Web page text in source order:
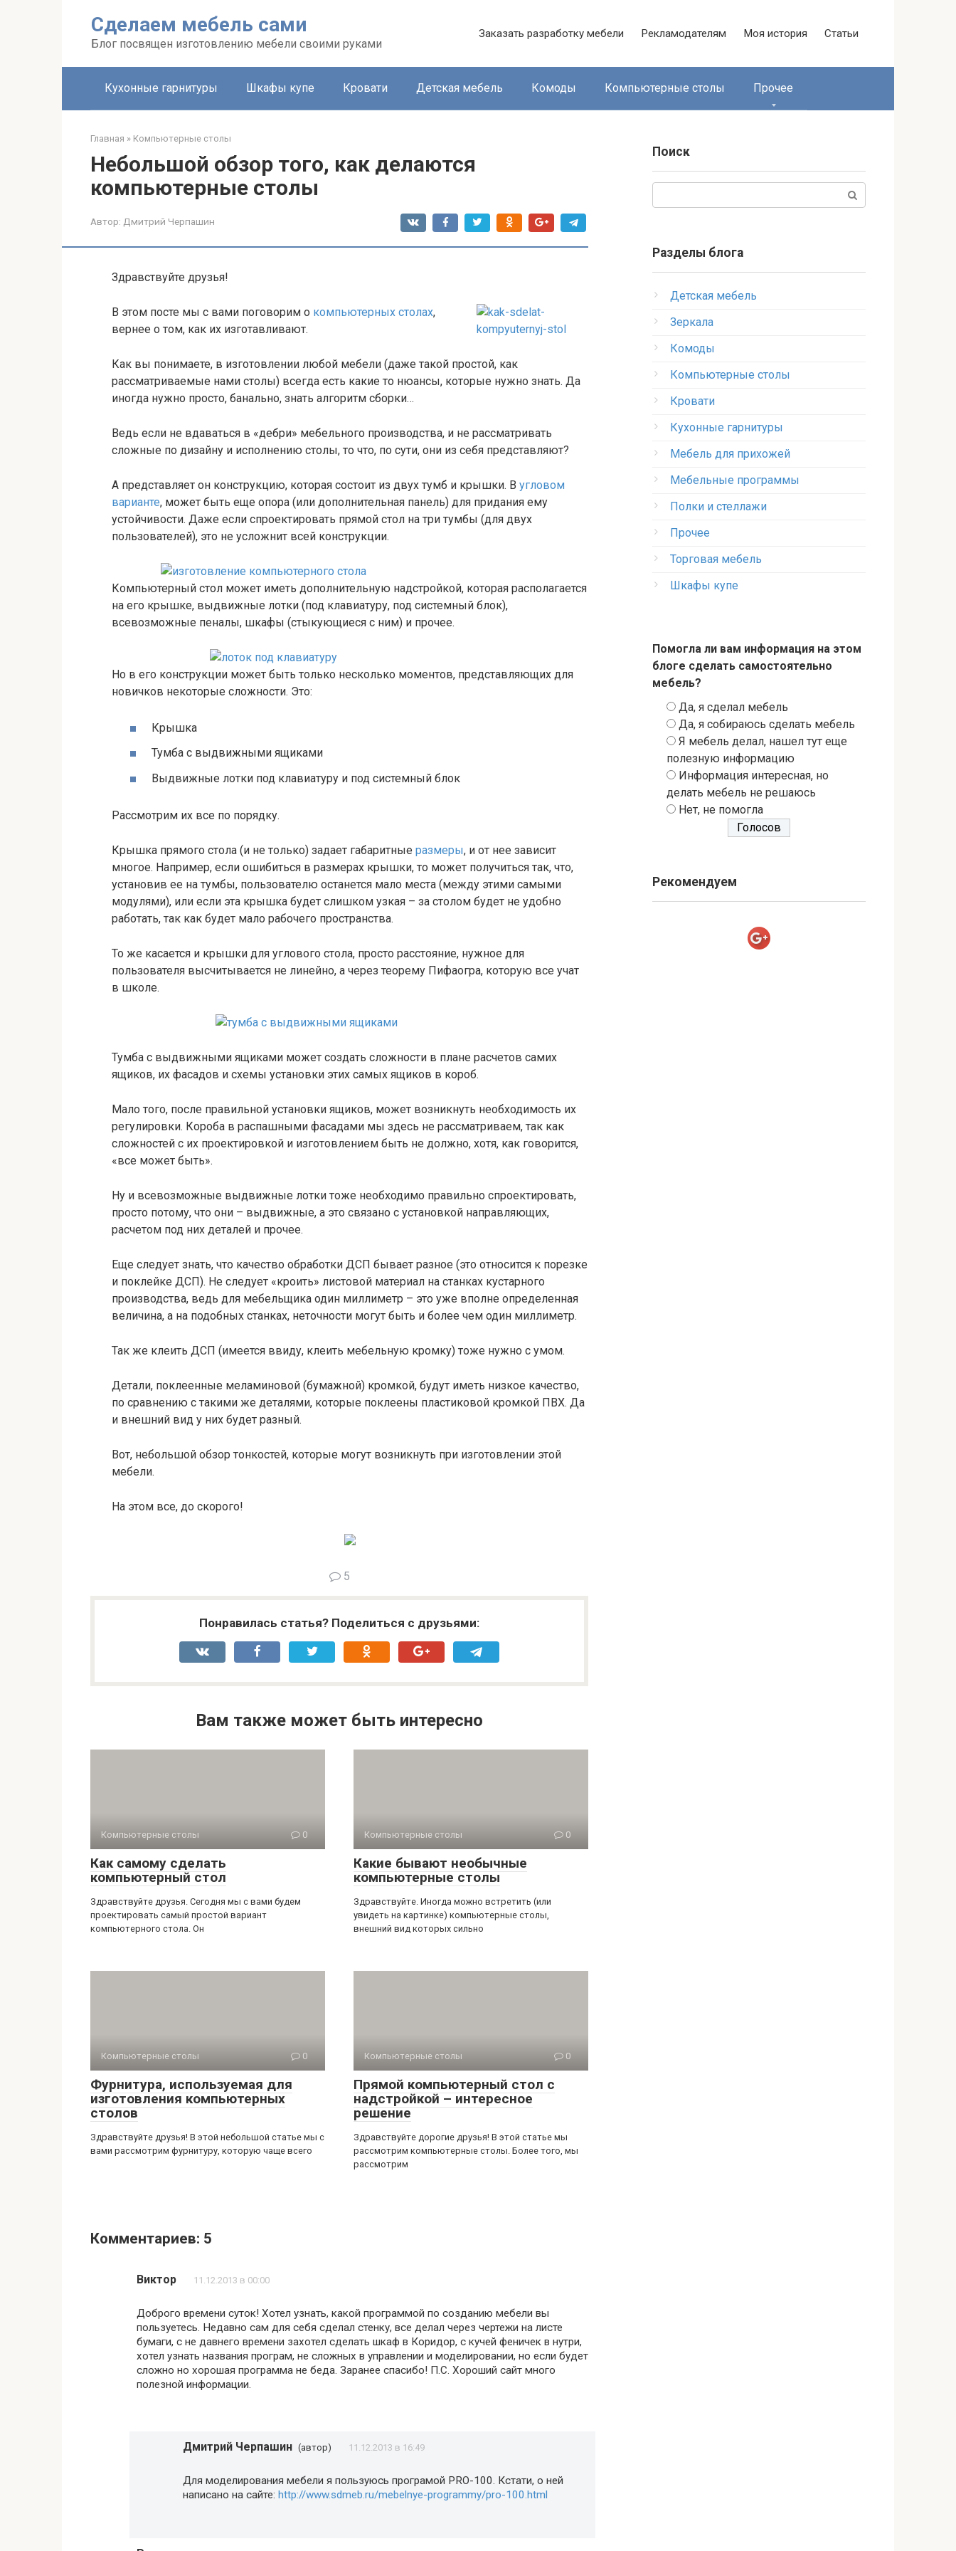
Сделаем мебель сами
Блог посвящен изготовлению мебели своими руками
Заказать разработку мебели Рекламодателям Моя история Статьи
Кухонные гарнитуры Шкафы купе Кровати Детская мебель Комоды Компьютерные столы Прочее
Главная » Компьютерные столы
Небольшой обзор того, как делаются
компьютерные столы
Автор: Дмитрий Черпашин
Здравствуйте друзья!
В этом посте мы с вами поговорим о компьютерных столах,
вернее о том, как их изготавливают.
Как вы понимаете, в изготовлении любой мебели (даже такой простой, как
рассматриваемые нами столы) всегда есть какие то нюансы, которые нужно знать. Да
иногда нужно просто, банально, знать алгоритм сборки…
Ведь если не вдаваться в «дебри» мебельного производства, и не рассматривать
сложные по дизайну и исполнению столы, то что, по сути, они из себя представляют?
А представляет он конструкцию, которая состоит из двух тумб и крышки. В угловом
варианте, может быть еще опора (или дополнительная панель) для придания ему
устойчивости. Даже если спроектировать прямой стол на три тумбы (для двух
пользователей), это не усложнит всей конструкции.
Компьютерный стол может иметь дополнительную надстройкой, которая располагается
на его крышке, выдвижные лотки (под клавиатуру, под системный блок),
всевозможные пеналы, шкафы (стыкующиеся с ним) и прочее.
Но в его конструкции может быть только несколько моментов, представляющих для
новичков некоторые сложности. Это:
Крышка
Тумба с выдвижными ящиками
Выдвижные лотки под клавиатуру и под системный блок
Рассмотрим их все по порядку.
Крышка прямого стола (и не только) задает габаритные размеры, и от нее зависит
многое. Например, если ошибиться в размерах крышки, то может получиться так, что,
установив ее на тумбы, пользователю останется мало места (между этими самыми
модулями), или если эта крышка будет слишком узкая – за столом будет не удобно
работать, так как будет мало рабочего пространства.
То же касается и крышки для углового стола, просто расстояние, нужное для
пользователя высчитывается не линейно, а через теорему Пифаогра, которую все учат
в школе.
Тумба с выдвижными ящиками может создать сложности в плане расчетов самих
ящиков, их фасадов и схемы установки этих самых ящиков в короб.
Мало того, после правильной установки ящиков, может возникнуть необходимость их
регулировки. Короба в распашными фасадами мы здесь не рассматриваем, так как
сложностей с их проектировкой и изготовлением быть не должно, хотя, как говорится,
«все может быть».
Ну и всевозможные выдвижные лотки тоже необходимо правильно спроектировать,
просто потому, что они – выдвижные, а это связано с установкой направляющих,
расчетом под них деталей и прочее.
Еще следует знать, что качество обработки ДСП бывает разное (это относится к порезке
и поклейке ДСП). Не следует «кроить» листовой материал на станках кустарного
производства, ведь для мебельщика один миллиметр – это уже вполне определенная
величина, а на подобных станках, неточности могут быть и более чем один миллиметр.
Так же клеить ДСП (имеется ввиду, клеить мебельную кромку) тоже нужно с умом.
Детали, поклеенные меламиновой (бумажной) кромкой, будут иметь низкое качество,
по сравнению с такими же деталями, которые поклеены пластиковой кромкой ПВХ. Да
и внешний вид у них будет разный.
Вот, небольшой обзор тонкостей, которые могут возникнуть при изготовлении этой
мебели.
На этом все, до скорого!
5
Понравилась статья? Поделиться с друзьями:
Вам также может быть интересно
Компьютерные столы 0
Как самому сделать
компьютерный стол
Здравствуйте друзья. Сегодня мы с вами будем
проектировать самый простой вариант
компьютерного стола. Он
Компьютерные столы 0
Какие бывают необычные
компьютерные столы
Здравствуйте. Иногда можно встретить (или
увидеть на картинке) компьютерные столы,
внешний вид которых сильно
Компьютерные столы 0
Фурнитура, используемая для
изготовления компьютерных
столов
Здравствуйте друзья! В этой небольшой статье мы с
вами рассмотрим фурнитуру, которую чаще всего
Компьютерные столы 0
Прямой компьютерный стол с
надстройкой – интересное
решение
Здравствуйте дорогие друзья! В этой статье мы
рассмотрим компьютерные столы. Более того, мы
рассмотрим
Комментариев: 5
Виктор 11.12.2013 в 00:00
Доброго времени суток! Хотел узнать, какой программой по созданию мебели вы
пользуетесь. Недавно сам для себя сделал стенку, все делал через чертежи на листе
бумаги, с не давнего времени захотел сделать шкаф в Коридор, с кучей феничек в нутри,
хотел узнать названия програм, не сложных в управлении и моделировании, но если будет
сложно но хорошая программа не беда. Заранее спасибо! П.С. Хороший сайт много
полезной информации.
Дмитрий Черпашин (автор) 11.12.2013 в 16:49
Для моделирования мебели я пользуюсь програмой PRO-100. Кстати, о ней
написано на сайте: http://www.sdmeb.ru/mebelnye-programmy/pro-100.html
Поиск
Разделы блога
Детская мебель
Зеркала
Комоды
Компьютерные столы
Кровати
Кухонные гарнитуры
Мебель для прихожей
Мебельные программы
Полки и стеллажи
Прочее
Торговая мебель
Шкафы купе
Помогла ли вам информация на этом
блоге сделать самостоятельно
мебель?
Да, я сделал мебель
Да, я собираюсь сделать мебель
Я мебель делал, нашел тут еще
полезную информацию
Информация интересная, но
делать мебель не решаюсь
Нет, не помогла
Рекомендуем